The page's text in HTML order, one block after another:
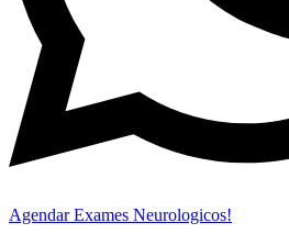
Agendar Exames Neurologicos!